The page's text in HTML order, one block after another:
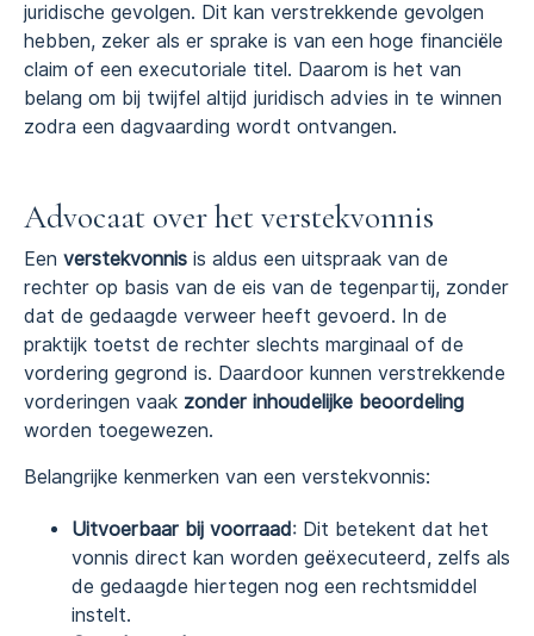
juridische gevolgen. Dit kan verstrekkende gevolgen
hebben, zeker als er sprake is van een hoge financiële
claim of een executoriale titel. Daarom is het van
belang om bij twijfel altijd juridisch advies in te winnen
zodra een dagvaarding wordt ontvangen.
Advocaat over het verstekvonnis
Een verstekvonnis is aldus een uitspraak van de
rechter op basis van de eis van de tegenpartij, zonder
dat de gedaagde verweer heeft gevoerd. In de
praktijk toetst de rechter slechts marginaal of de
vordering gegrond is. Daardoor kunnen verstrekkende
vorderingen vaak zonder inhoudelijke beoordeling
worden toegewezen.
Belangrijke kenmerken van een verstekvonnis:
Uitvoerbaar bij voorraad: Dit betekent dat het
vonnis direct kan worden geëxecuteerd, zelfs als
de gedaagde hiertegen nog een rechtsmiddel
instelt.